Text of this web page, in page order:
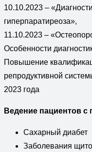
10.10.2023 –
гиперпаратиреоза»,
11.10.2023 –
Особенности
Повышение
репродуктивной
2023 года
Ведение пациентов с
Сахарный диабет
Заболевания